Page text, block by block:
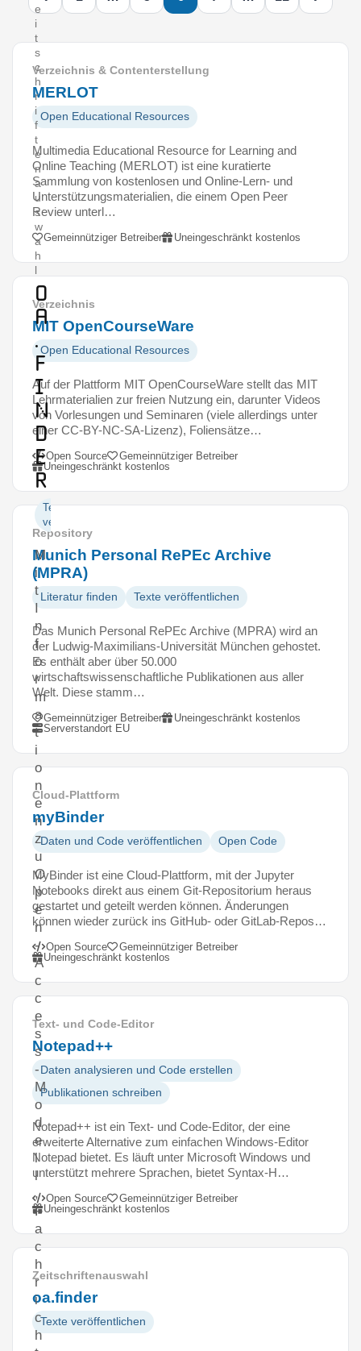
e
i
t
s
c
h
r
i
f
t
e
n
a
u
s
w
a
h
l
o
a
.
f
i
n
d
e
r
Texte
veröffentlichen
M
i
t
I
n
f
o
r
m
a
t
i
o
n
e
n
z
u
O
p
e
n
-
A
c
c
e
s
s
-
M
o
d
e
l
l
,
F
a
c
h
r
i
c
h
Verzeichnis & Contenterstellung
MERLOT
Open Educational Resources
Multimedia Educational Resource for Learning and
Online Teaching (MERLOT) ist eine kuratierte
Sammlung von kostenlosen und Online-Lern- und
Unterstützungsmaterialien, die einem Open Peer
Review unterl…
Gemeinnütziger Betreiber Uneingeschränkt kostenlos
Verzeichnis
MIT OpenCourseWare
Open Educational Resources
Auf der Plattform MIT OpenCourseWare stellt das MIT
Lehrmaterialien zur freien Nutzung ein, darunter Videos
von Vorlesungen und Seminaren (viele allerdings unter
einer CC-BY-NC-SA-Lizenz), Foliensätze…
Open Source
Gemeinnütziger Betreiber
Uneingeschränkt kostenlos
Repository
Munich Personal RePEc Archive
(MPRA)
Literatur finden Texte veröffentlichen
Das Munich Personal RePEc Archive (MPRA) wird an
der Ludwig-Maximilians-Universität München gehostet.
Es enthält aber über 50.000
wirtschaftswissenschaftliche Publikationen aus aller
Welt. Diese stamm…
Gemeinnütziger Betreiber
Uneingeschränkt kostenlos
Serverstandort EU
Cloud-Plattform
myBinder
Daten und Code veröffentlichen Open Code
MyBinder ist eine Cloud-Plattform, mit der Jupyter
Notebooks direkt aus einem Git-Repositorium heraus
gestartet und geteilt werden können. Änderungen
können wieder zurück ins GitHub- oder GitLab-Repos…
Open Source
Gemeinnütziger Betreiber
Uneingeschränkt kostenlos
Text- und Code-Editor
Notepad++
Daten analysieren und Code erstellen
Publikationen schreiben
Notepad++ ist ein Text- und Code-Editor, der eine
erweiterte Alternative zum einfachen Windows-Editor
Notepad bietet. Es läuft unter Microsoft Windows und
unterstützt mehrere Sprachen, bietet Syntax-H…
Open Source
Gemeinnütziger Betreiber
Uneingeschränkt kostenlos
Zeitschriftenauswahl
oa.finder
Texte veröffentlichen